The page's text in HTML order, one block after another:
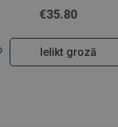
€35.80
Ielikt grozā